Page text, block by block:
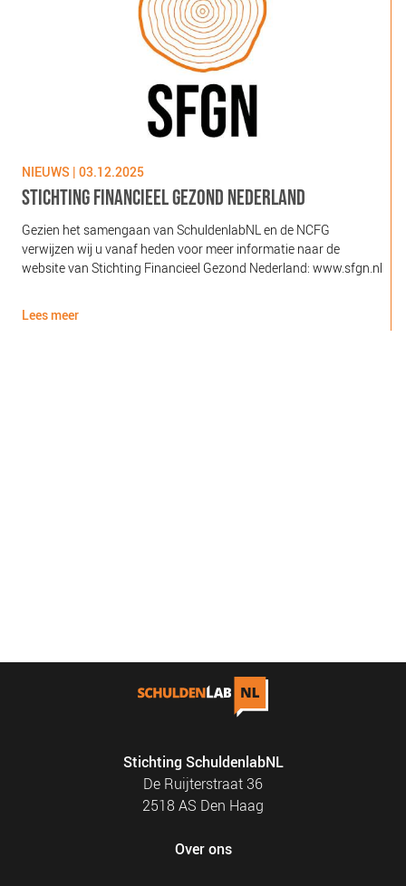
NIEUWS | 03.12.2025
STICHTING FINANCIEEL GEZOND NEDERLAND
Gezien het samengaan van SchuldenlabNL en de NCFG
verwijzen wij u vanaf heden voor meer informatie naar de
website van Stichting Financieel Gezond Nederland: www.sfgn.nl
Lees meer
Stichting SchuldenlabNL
De Ruijterstraat 36
2518 AS Den Haag
Over ons